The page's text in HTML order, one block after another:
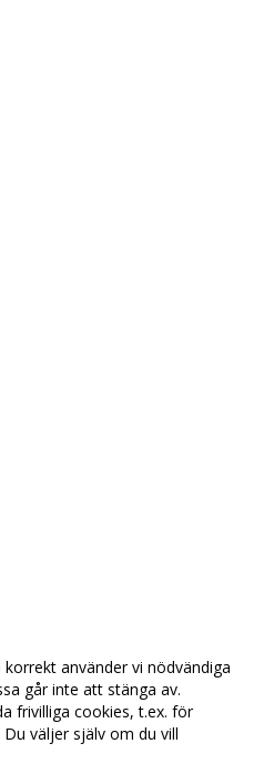
använder vi nödvändiga
går inte att stänga av.
frivilliga cookies, t.ex. för
väljer själv om du vill